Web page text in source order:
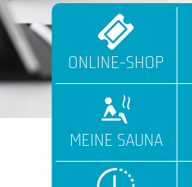
ONLINE-SHOP
MEINE SAUNA